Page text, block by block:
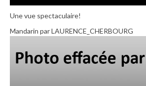
Une vue spectaculaire!
Mandarin par LAURENCE_CHERBOURG